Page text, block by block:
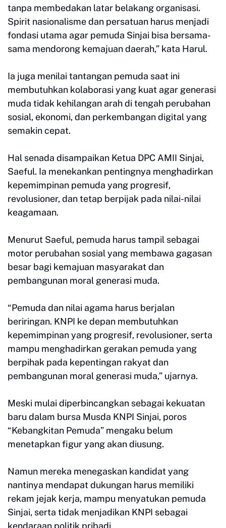
tanpa membedakan latar belakang organisasi.
Spirit nasionalisme dan persatuan harus menjadi
fondasi utama agar pemuda Sinjai bisa bersama-
sama mendorong kemajuan daerah,” kata Harul.
Ia juga menilai tantangan pemuda saat ini
membutuhkan kolaborasi yang kuat agar generasi
muda tidak kehilangan arah di tengah perubahan
sosial, ekonomi, dan perkembangan digital yang
semakin cepat.
Hal senada disampaikan Ketua DPC AMII Sinjai,
Saeful. Ia menekankan pentingnya menghadirkan
kepemimpinan pemuda yang progresif,
revolusioner, dan tetap berpijak pada nilai-nilai
keagamaan.
Menurut Saeful, pemuda harus tampil sebagai
motor perubahan sosial yang membawa gagasan
besar bagi kemajuan masyarakat dan
pembangunan moral generasi muda.
“Pemuda dan nilai agama harus berjalan
beriringan. KNPI ke depan membutuhkan
kepemimpinan yang progresif, revolusioner, serta
mampu menghadirkan gerakan pemuda yang
berpihak pada kepentingan rakyat dan
pembangunan moral generasi muda,” ujarnya.
Meski mulai diperbincangkan sebagai kekuatan
baru dalam bursa Musda KNPI Sinjai, poros
“Kebangkitan Pemuda” mengaku belum
menetapkan figur yang akan diusung.
Namun mereka menegaskan kandidat yang
nantinya mendapat dukungan harus memiliki
rekam jejak kerja, mampu menyatukan pemuda
Sinjai, serta tidak menjadikan KNPI sebagai
kendaraan politik pribadi.